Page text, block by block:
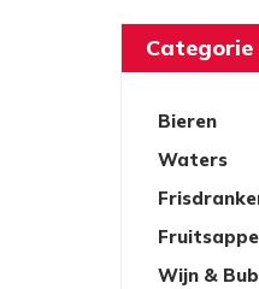
Categorie
Bieren
Waters
Wijn &